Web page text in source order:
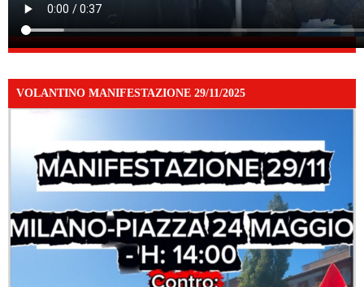
VOLANTINO MANIFESTAZIONE 29/11/2025